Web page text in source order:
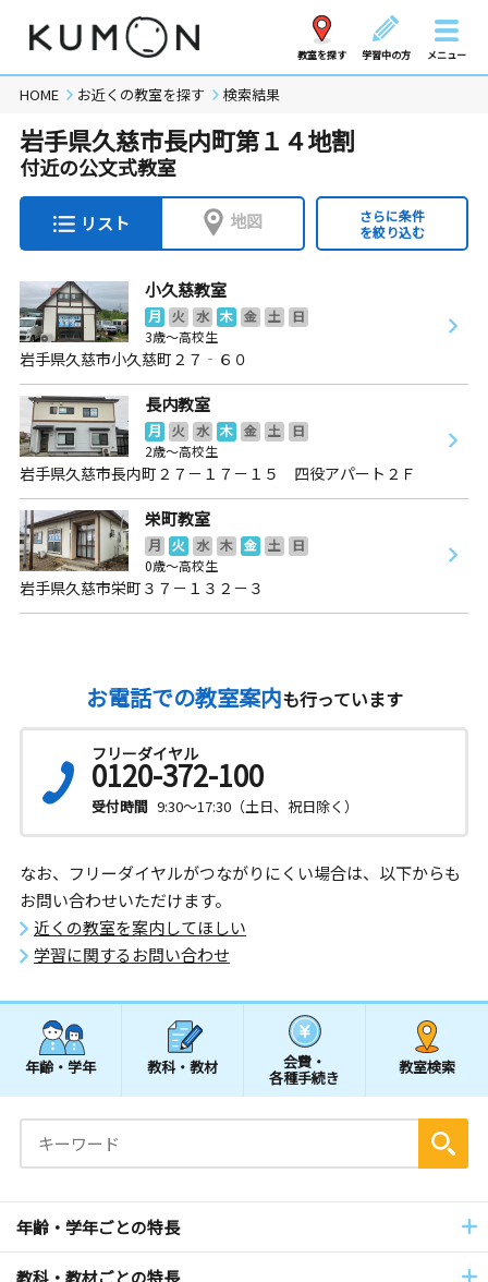
教室を探す 学習中の方 メニュー
HOME お近くの教室を探す 検索結果
岩手県久慈市長内町第１４地割
付近の公文式教室
リスト 地図
さらに条件
を絞り込む
小久慈教室
月 火 水 木 金 土
日
3歳～高校生
岩手県久慈市小久慈町２７‐６０
長内教室
月 火 水 木 金 土
日
2歳～高校生
岩手県久慈市長内町２７－１７－１５ 四役アパート２Ｆ
栄町教室
月 火 水 木 金 土
日
0歳～高校生
岩手県久慈市栄町３７－１３２－３
お電話での教室案内も行っています
フリーダイヤル
0120-372-100
受付時間 9:30～17:30（土日、祝日除く）
なお、フリーダイヤルがつながりにくい場合は、以下からも
お問い合わせいただけます。
近くの教室を案内してほしい
学習に関するお問い合わせ
年齢・学年 教科・教材 会費・
各種手続き
教室検索
年齢・学年ごとの特長
教科・教材ごとの特長